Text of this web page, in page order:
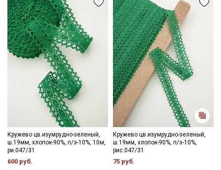
Кружево цв.изумрудно-зеленый,
ш.19мм, хлопок-90%, п/э-10%, 10м,
ри.047/31
600 руб.
Кружево цв.изумрудно-зеленый,
ш.19мм, хлопок-90%, п/э-10%,
рис.047/31
75 руб.